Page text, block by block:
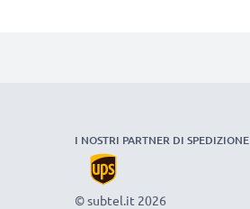
I NOSTRI PARTNER DI SPEDIZIONE
© subtel.it 2026